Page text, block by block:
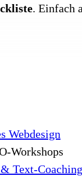
. Einfach
Webdesign
Workshops
Text-Coaching